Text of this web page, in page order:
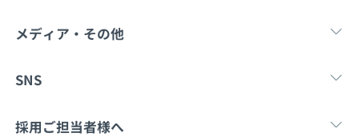
学習 マンガ・ゲーム
メディア・その他
Tech Team Journal note
SNS
X
採用ご担当者様へ